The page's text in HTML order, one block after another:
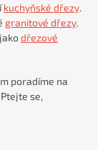
kuchyňské dřezy.
granitové dřezy.
dřezové
poradíme na
se,